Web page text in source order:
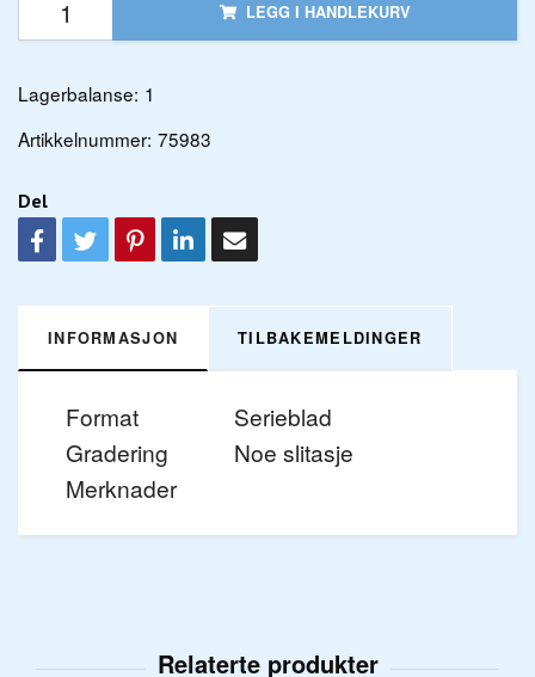
LEGG I HANDLEKURV
Lagerbalanse: 1
Artikkelnummer: 75983
Del
INFORMASJON TILBAKEMELDINGER
Format
Serieblad
Gradering
Noe slitasje
Merknader